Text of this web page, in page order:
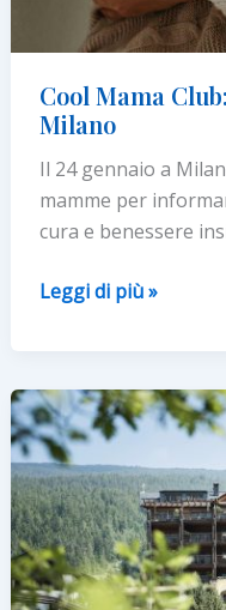
Cool Mama
Milano
Il 24 gennaio a
mamme per
cura e benessere
Cool
appuntamento
a
Milano
Leggi di più »